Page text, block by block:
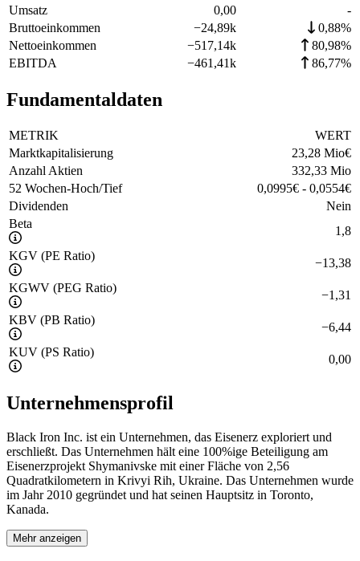
Umsatz
0,00
-
Bruttoeinkommen
−24,89k
0,88%
Nettoeinkommen
−517,14k
80,98%
EBITDA
−461,41k 86,77%
Fundamentaldaten
METRIK
WERT
Marktkapitalisierung
23,28 Mio€
Anzahl Aktien
332,33 Mio
52 Wochen-Hoch/Tief
0,0995€ - 0,0554€
Dividenden
Nein
Beta
1,8
KGV (PE Ratio)
−13,38
KGWV (PEG Ratio)
−1,31
KBV (PB Ratio)
−6,44
KUV (PS Ratio)
0,00
Unternehmensprofil
Black Iron Inc. ist ein Unternehmen, das Eisenerz exploriert und
erschließt. Das Unternehmen hält eine 100%ige Beteiligung am
Eisenerzprojekt Shymanivske mit einer Fläche von 2,56
Quadratkilometern in Krivyi Rih, Ukraine. Das Unternehmen wurde
im Jahr 2010 gegründet und hat seinen Hauptsitz in Toronto,
Kanada.
Mehr anzeigen